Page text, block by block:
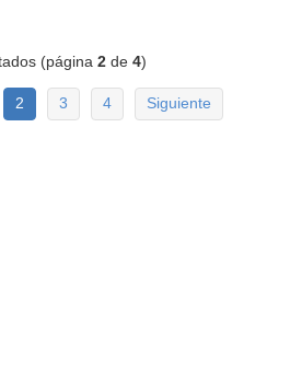
(página2 de4)
2 3 4 Siguiente